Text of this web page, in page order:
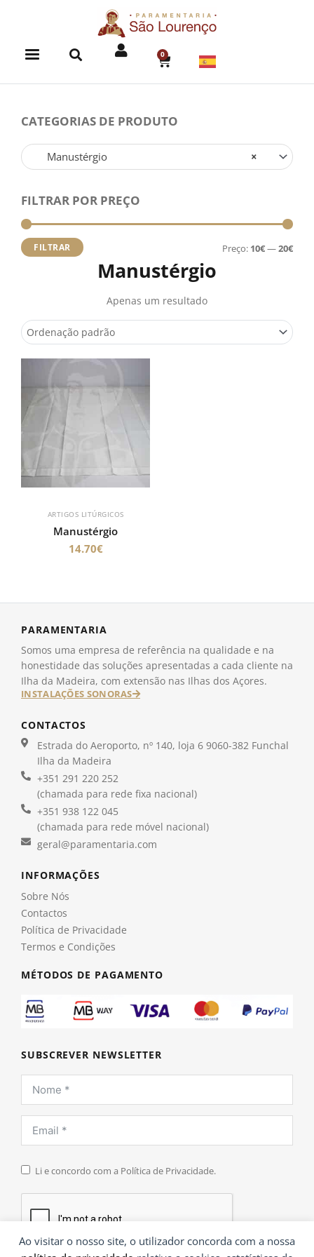
Ao visitar o nosso site, o utilizador concorda com a nossa
0
CART
CATEGORIAS DE PRODUTO
×
Manustérgio
FILTRAR POR PREÇO
FILTRAR Preço: 10€—20€
Manustérgio
Apenas um resultado
ARTIGOS LITÚRGICOS
Manustérgio
14.70€
PARAMENTARIA
Somos uma empresa de referência na qualidade e na
honestidade das soluções apresentadas a cada cliente na
Ilha da Madeira, com extensão nas Ilhas dos Açores.
INSTALAÇÕES SONORAS
CONTACTOS
Estrada do Aeroporto, nº 140, loja 6 9060-382 Funchal
Ilha da Madeira
+351 291 220 252
(chamada para rede fixa nacional)
+351 938 122 045
(chamada para rede móvel nacional)
geral@paramentaria.com
INFORMAÇÕES
Sobre Nós
Contactos
Política de Privacidade
Termos e Condições
MÉTODOS DE PAGAMENTO
SUBSCREVER NEWSLETTER
Li e concordo com a Política de Privacidade.